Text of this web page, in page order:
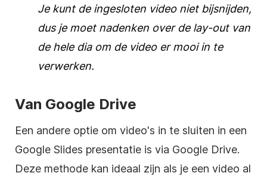
Je kunt de ingesloten videoniet bijsnijden,
dus je moet nadenken over de lay-out van
de hele dia om de videoer mooi in te
verwerken.
Van Google Drive
Een andere optie om video's in te sluiten in een
Google Slides presentatie is via Google Drive.
Deze methode kan ideaal zijn als je een video al